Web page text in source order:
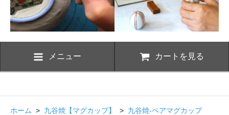
メニュー カートを見る
ホーム > 九谷焼【マグカップ】 > 九谷焼-ペアマグカップ